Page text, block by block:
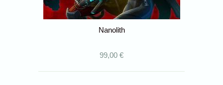
Nanolith
99,00 €